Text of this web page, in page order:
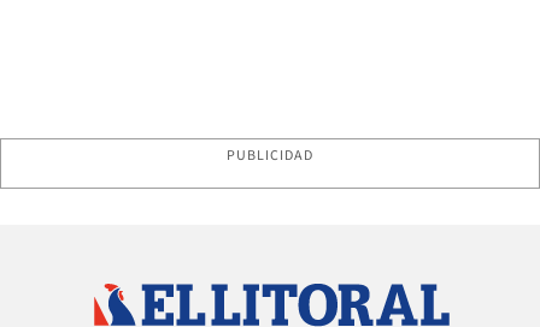
PUBLICIDAD